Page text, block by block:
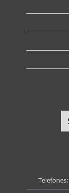
Telefones: